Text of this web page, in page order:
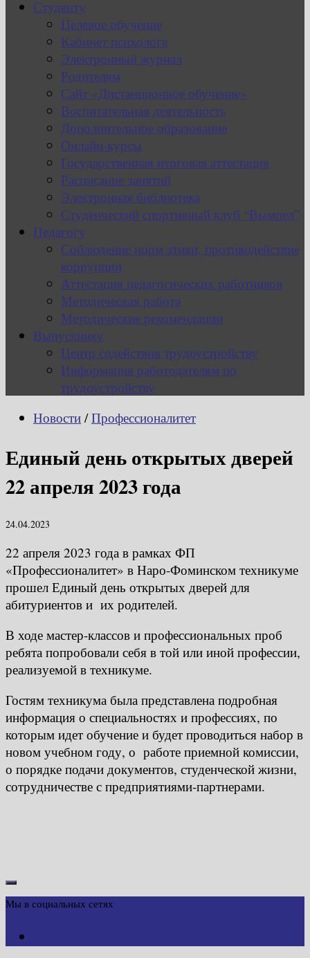
Студенту
Целевое обучение
Кабинет психолога
Электронный журнал
Родителям
Сайт «Дистанционное обучение»
Воспитательная деятельность
Дополнительное образование
Онлайн-курсы
Государственная итоговая аттестация
Расписание занятий
Электронная библиотека
Студенческий спортивный клуб “Вымпел”
Педагогу
Соблюдение норм этики, противодействие
коррупции
Аттестация педагогических работников
Методическая работа
Методические рекомендации
Выпускнику
Центр содействия трудоустройству
Информация работодателям по
трудоустройству
Новости / Профессионалитет
Единый день открытых дверей
22 апреля 2023 года
24.04.2023
22 апреля 2023 года в рамках ФП
«Профессионалитет» в Наро-Фоминском техникуме
прошел Единый день открытых дверей для
абитуриентов и их родителей.
В ходе мастер-классов и профессиональных проб
ребята попробовали себя в той или иной профессии,
реализуемой в техникуме.
Гостям техникума была представлена подробная
информация о специальностях и профессиях, по
которым идет обучение и будет проводиться набор в
новом учебном году, о работе приемной комиссии,
о порядке подачи документов, студенческой жизни,
сотрудничестве с предприятиями-партнерами.
Мы в социальных сетях